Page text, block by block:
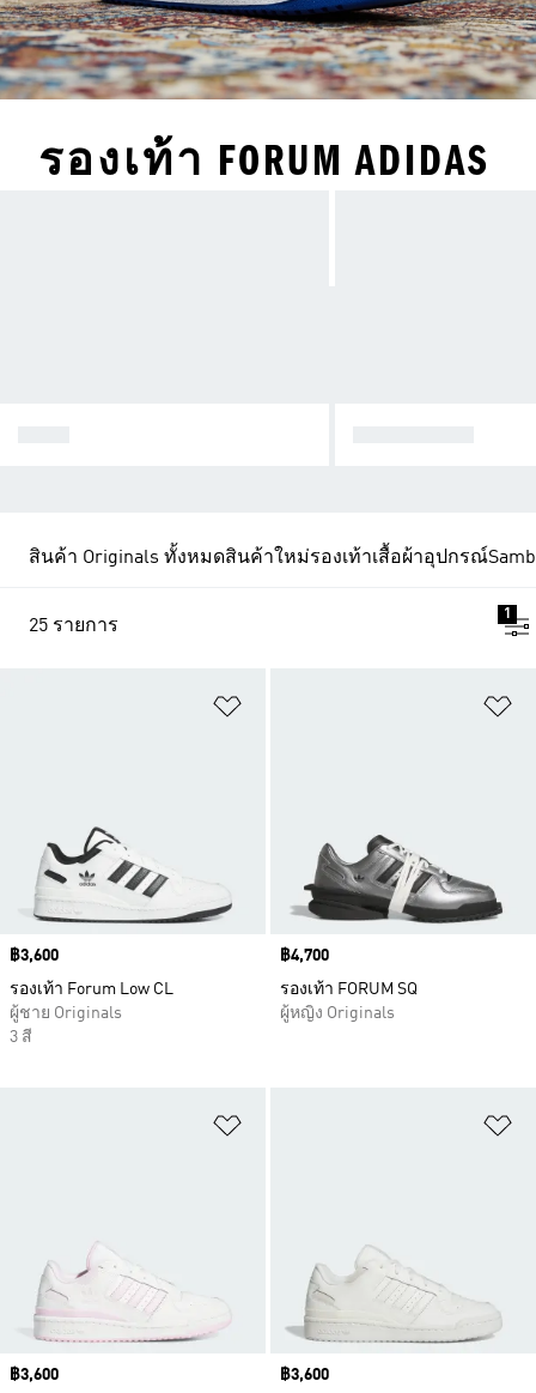
รองเท้า FORUM ADIDAS
สินค้า Originals ทั้งหมดสินค้าใหม่รองเท้าเสื้อผ้าอุปกรณ์
25 รายการ
1
Price
฿3,600
รองเท้า Forum Low CL
ผู้ชาย Originals
3 สี
Price
฿4,700
รองเท้า FORUM SQ
ผู้หญิง Originals
Price
฿3,600
Price
฿3,600